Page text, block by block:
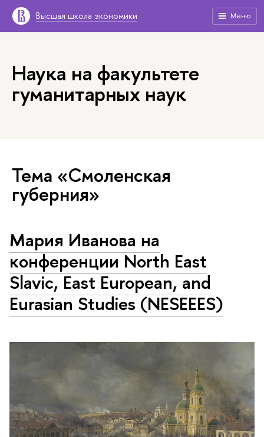
Высшая школа экономики Меню
Наука на факультете
гуманитарных наук
Тема «Смоленская
губерния»
Мария Иванова на
конференции North East
Slavic, East European, and
Eurasian Studies (NESEEES)